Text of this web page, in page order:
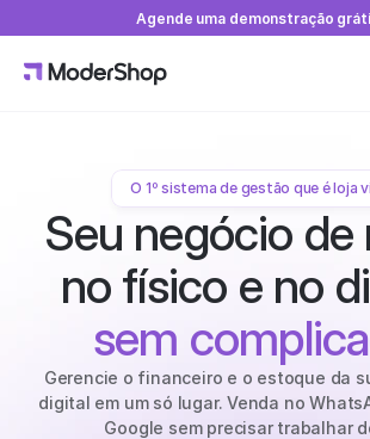
Agende uma demonstração
Gestão financeira
Gestão de venda e PDV
Gestão de estoque
Controle fiscal
Venda online
Planos e preços
Contratar
O 1º sistema de gestão que é loja
Seu negócio de
sem
Gerencie o financeiro e o estoque da
digital em um só lugar. Venda no
Google sem precisar trabalhar